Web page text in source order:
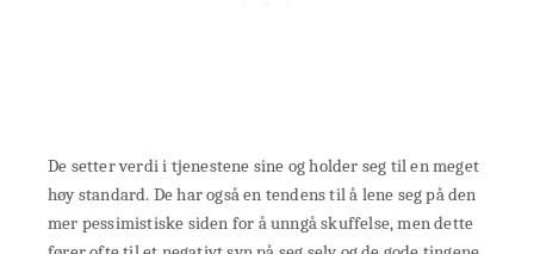
De setter verdi i tjenestene sine og holder seg til en meget
høy standard. De har også en tendens til å lene seg på den
mer pessimistiske siden for å unngå skuffelse, men dette